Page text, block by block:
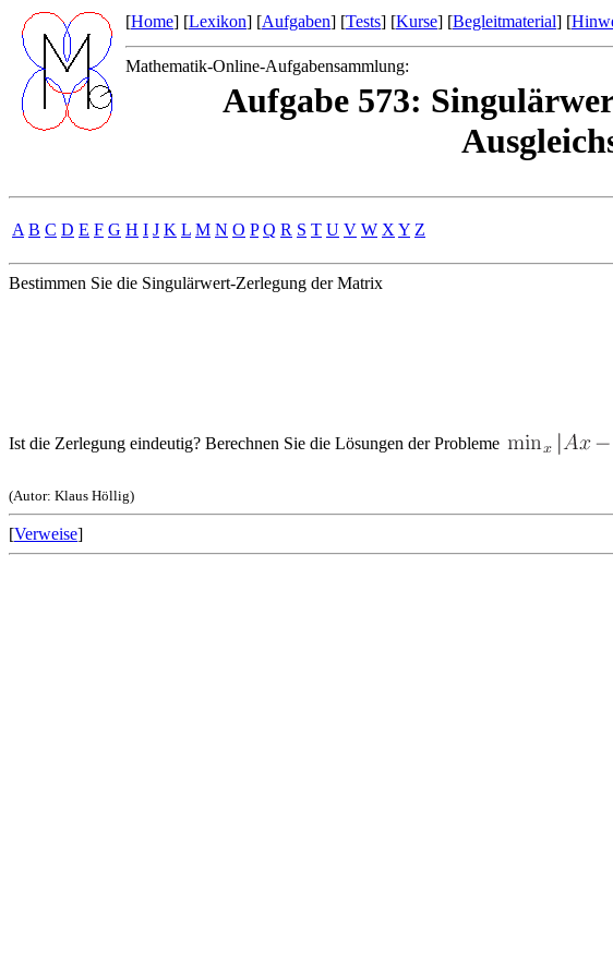
[Home] [Lexikon] [Aufgaben] [Tests] [Kurse] [Begleitmaterial] [
Mathematik-Online-Aufgabensammlung:
Aufgabe 573:
A B C D E F G H I J K L M N O P Q R S T U V W X Y Z
Bestimmen Sie die Singulärwert-Zerlegung der Matrix
Ist die Zerlegung eindeutig? Berechnen Sie die Lösungen der Probleme
(Autor: Klaus Höllig)
[Verweise]